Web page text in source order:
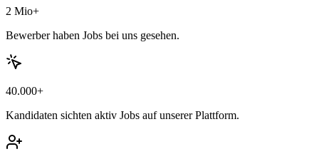
2 Mio+
Bewerber haben Jobs bei uns gesehen.
40.000+
Kandidaten sichten aktiv Jobs auf unserer Plattform.